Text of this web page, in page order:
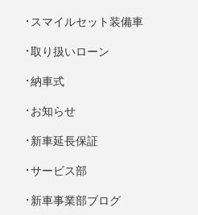
スマイルセット装備車
取り扱いローン
納車式
お知らせ
新車延長保証
サービス部
新車事業部ブログ